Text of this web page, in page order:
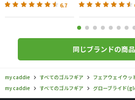
6.7
AKA（2026）
同じブランドの商
my caddie すべてのゴルフギア フェアウェイウッ
my caddie
すべてのゴルフギア グローブライド